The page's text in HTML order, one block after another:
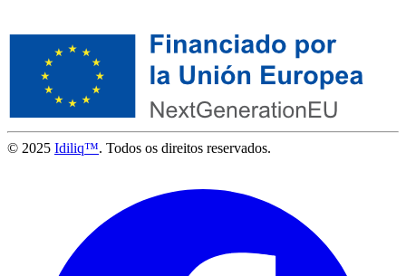
© 2025 Idiliq™. Todos os direitos reservados.